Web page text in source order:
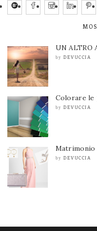
UN ALTRO
by DEVUCCIA
Colorare le
by DEVUCCIA
by DEVUCCIA